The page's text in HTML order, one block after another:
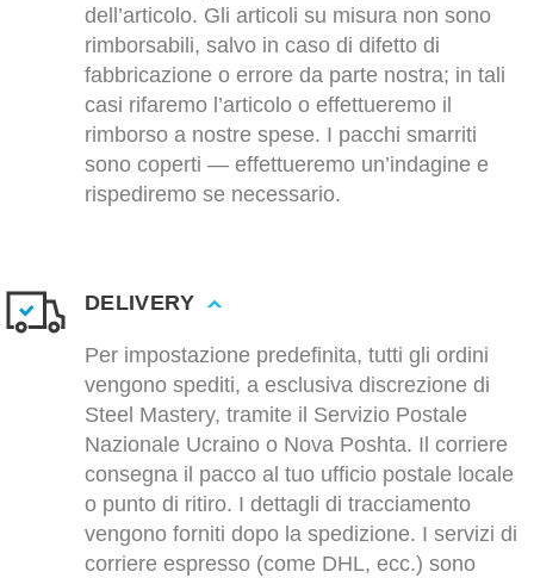
dell’articolo. Gli articoli su misura non sono
rimborsabili, salvo in caso di difetto di
fabbricazione o errore da parte nostra; in tali
casi rifaremo l’articolo o effettueremo il
rimborso a nostre spese. I pacchi smarriti
sono coperti — effettueremo un’indagine e
rispediremo se necessario.
DELIVERY
Per impostazione predefinita, tutti gli ordini
vengono spediti, a esclusiva discrezione di
Steel Mastery, tramite il Servizio Postale
Nazionale Ucraino o Nova Poshta. Il corriere
consegna il pacco al tuo ufficio postale locale
o punto di ritiro. I dettagli di tracciamento
vengono forniti dopo la spedizione. I servizi di
corriere espresso (come DHL, ecc.) sono